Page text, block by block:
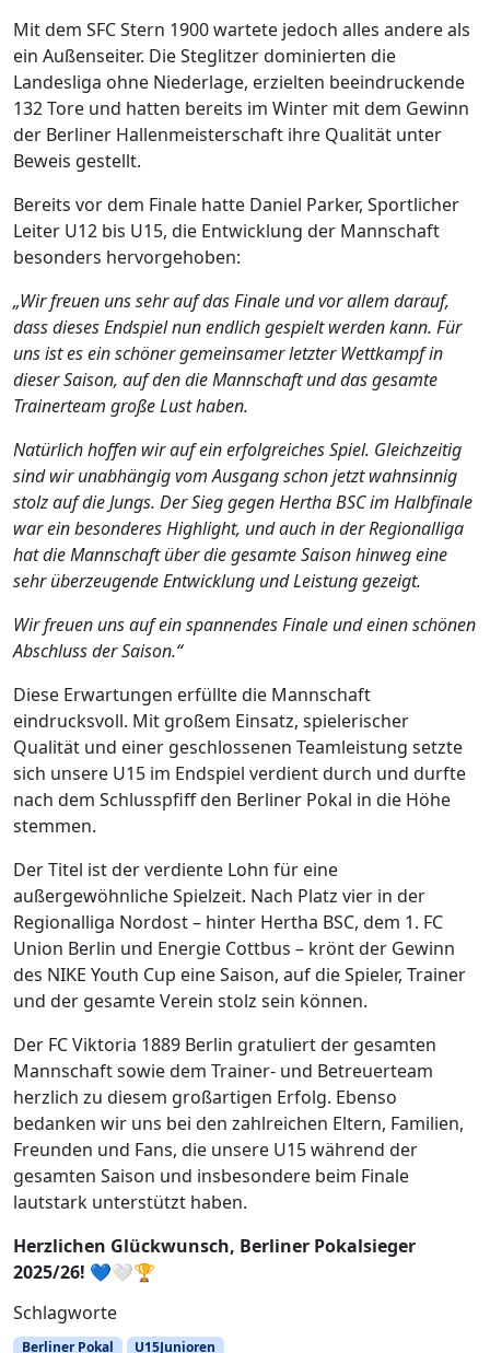
Mit dem SFC Stern 1900 wartete jedoch alles andere als
ein Außenseiter. Die Steglitzer dominierten die
Landesliga ohne Niederlage, erzielten beeindruckende
132 Tore und hatten bereits im Winter mit dem Gewinn
der Berliner Hallenmeisterschaft ihre Qualität unter
Beweis gestellt.
Bereits vor dem Finale hatte Daniel Parker, Sportlicher
Leiter U12 bis U15, die Entwicklung der Mannschaft
besonders hervorgehoben:
„Wir freuen uns sehr auf das Finale und vor allem darauf,
dass dieses Endspiel nun endlich gespielt werden kann. Für
uns ist es ein schöner gemeinsamer letzter Wettkampf in
dieser Saison, auf den die Mannschaft und das gesamte
Trainerteam große Lust haben.
Natürlich hoffen wir auf ein erfolgreiches Spiel. Gleichzeitig
sind wir unabhängig vom Ausgang schon jetzt wahnsinnig
stolz auf die Jungs. Der Sieg gegen Hertha BSC im Halbfinale
war ein besonderes Highlight, und auch in der Regionalliga
hat die Mannschaft über die gesamte Saison hinweg eine
sehr überzeugende Entwicklung und Leistung gezeigt.
Wir freuen uns auf ein spannendes Finale und einen schönen
Abschluss der Saison.“
Diese Erwartungen erfüllte die Mannschaft
eindrucksvoll. Mit großem Einsatz, spielerischer
Qualität und einer geschlossenen Teamleistung setzte
sich unsere U15 im Endspiel verdient durch und durfte
nach dem Schlusspfiff den Berliner Pokal in die Höhe
stemmen.
Der Titel ist der verdiente Lohn für eine
außergewöhnliche Spielzeit. Nach Platz vier in der
Regionalliga Nordost – hinter Hertha BSC, dem 1. FC
Union Berlin und Energie Cottbus – krönt der Gewinn
des NIKE Youth Cup eine Saison, auf die Spieler, Trainer
und der gesamte Verein stolz sein können.
Der FC Viktoria 1889 Berlin gratuliert der gesamten
Mannschaft sowie dem Trainer- und Betreuerteam
herzlich zu diesem großartigen Erfolg. Ebenso
bedanken wir uns bei den zahlreichen Eltern, Familien,
Freunden und Fans, die unsere U15 während der
gesamten Saison und insbesondere beim Finale
lautstark unterstützt haben.
Herzlichen Glückwunsch, Berliner Pokalsieger
2025/26! 💙🤍🏆
Schlagworte
Berliner Pokal U15Junioren